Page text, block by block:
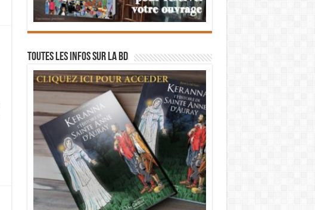
Toutes les infos sur la BD